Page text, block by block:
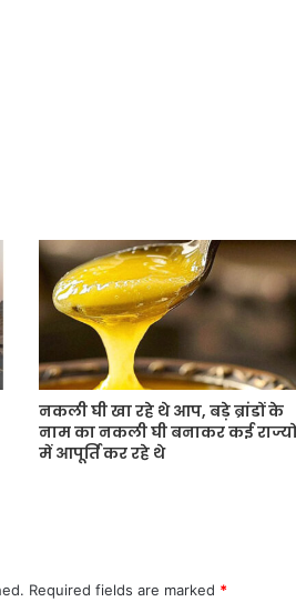
नकली घी खा रहे थे आप, बड़े ब्रांडों के
नाम का नकली घी बनाकर कई राज्यों
में आपूर्ति कर रहे थे
Required fields are marked *